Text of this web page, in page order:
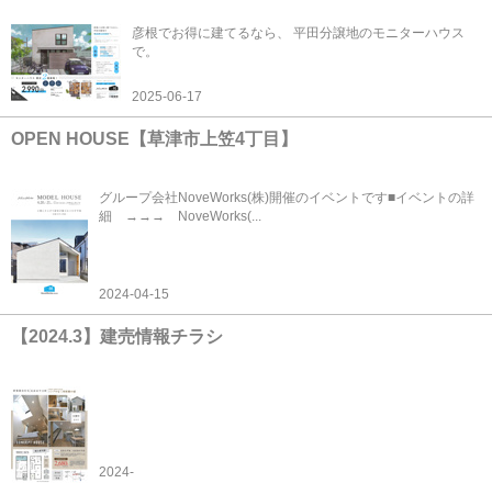
彦根でお得に建てるなら、 平田分譲地のモニターハウス
で。
2025-06-17
OPEN HOUSE【草津市上笠4丁目】
グループ会社NoveWorks(株)開催のイベントです■イベントの詳
細 →→→ NoveWorks(...
2024-04-15
【2024.3】建売情報チラシ
2024-